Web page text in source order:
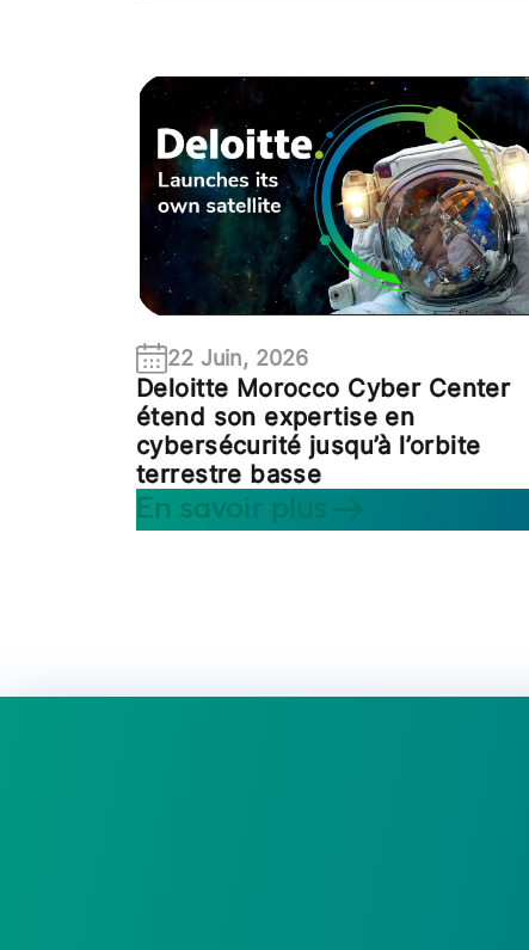
22 Juin, 2026
Deloitte Morocco Cyber Center
étend son expertise en
cybersécurité jusqu’à l’orbite
terrestre basse
En savoir plus